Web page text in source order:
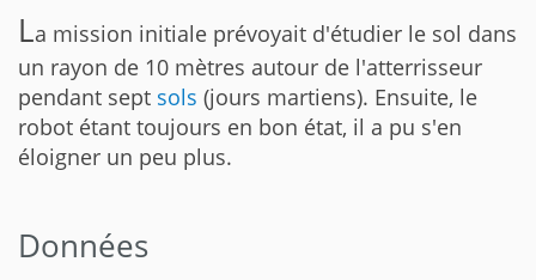
La mission initiale prévoyait d'étudier le sol dans
un rayon de 10 mètres autour de l'atterrisseur
pendant sept sols (jours martiens). Ensuite, le
robot étant toujours en bon état, il a pu s'en
éloigner un peu plus.
Données